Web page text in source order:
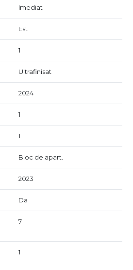
Imediat
Est
1
Ultrafinisat
2024
1
1
Bloc de apart.
2023
Da
7
1